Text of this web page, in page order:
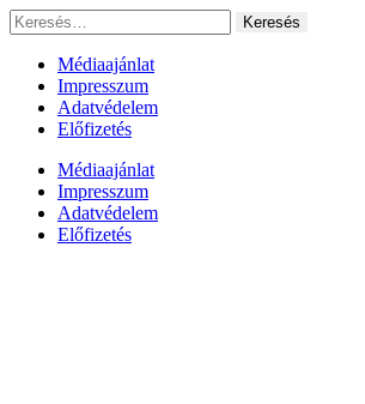
Ugrás
a
tartalomhoz
Keresés:
Médiaajánlat
Impresszum
Adatvédelem
Előfizetés
Médiaajánlat
Impresszum
Adatvédelem
Előfizetés